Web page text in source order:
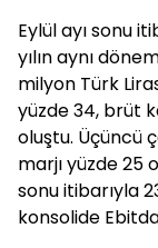
Eylül ayı sonu
yılın aynı
milyon Türk
yüzde 34, brüt
oluştu. Üçüncü
marjı yüzde 25
sonu itibarıyla
konsolide